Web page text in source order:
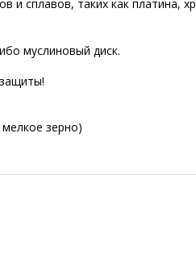
и сплавов, таких как платина,
муслиновый диск.
зерно)